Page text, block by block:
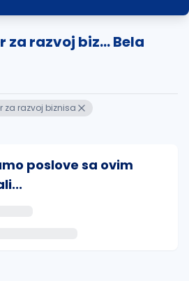
za razvoj biz... Bela
za razvoj biznisa
poslove sa ovim